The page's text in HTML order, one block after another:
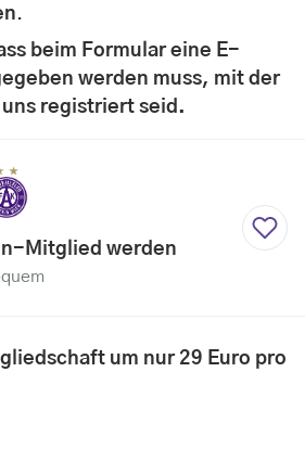
.
beim Formular eine E-
werden muss, mit der
registriert seid.
Mitglied werden
um nur 29 Euro pro